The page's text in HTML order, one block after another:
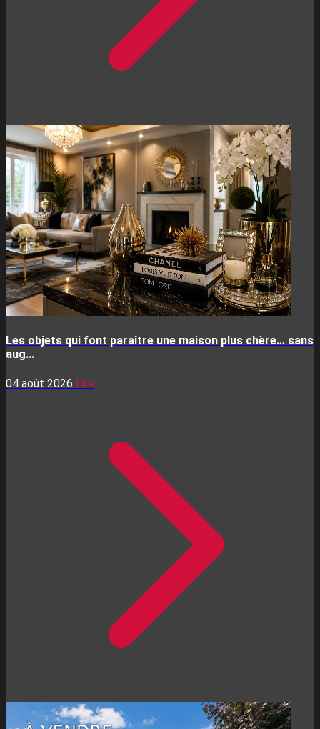
Les objets qui font paraître une maison plus chère… sans
aug...
04 août 2026 Lire